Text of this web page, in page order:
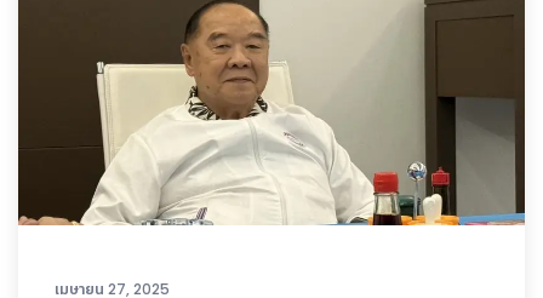
เมษายน 27, 2025